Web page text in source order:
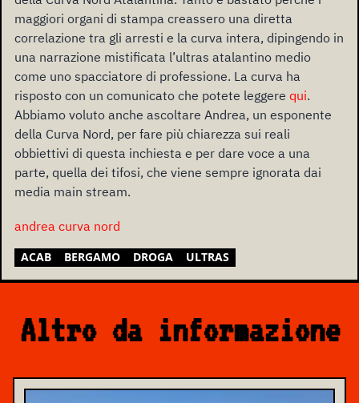
maggiori organi di stampa creassero una diretta
correlazione tra gli arresti e la curva intera, dipingendo in
una narrazione mistificata l’ultras atalantino medio
come uno spacciatore di professione. La curva ha
risposto con un comunicato che potete leggere qui.
Abbiamo voluto anche ascoltare Andrea, un esponente
della Curva Nord, per fare più chiarezza sui reali
obbiettivi di questa inchiesta e per dare voce a una
parte, quella dei tifosi, che viene sempre ignorata dai
media main stream.
andrea curva nord
ACAB BERGAMO DROGA ULTRAS
Altro da informazione